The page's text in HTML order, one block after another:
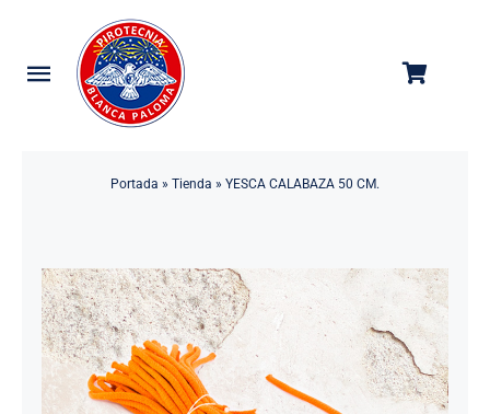
contenido
Toggle
Navigation
Empresa
Contacto
Portada » Tienda » YESCA CALABAZA 50 CM.